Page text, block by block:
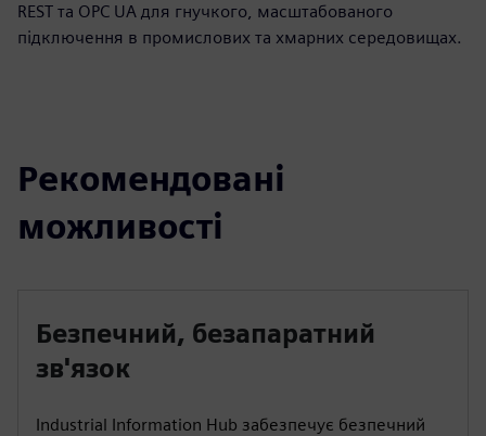
REST та OPC UA для гнучкого, масштабованого
підключення в промислових та хмарних середовищах.
Рекомендовані
можливості
Безпечний, безапаратний
зв'язок
Industrial Information Hub забезпечує безпечний